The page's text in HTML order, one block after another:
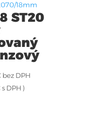
18mm
ST20
bez DPH
s DPH )